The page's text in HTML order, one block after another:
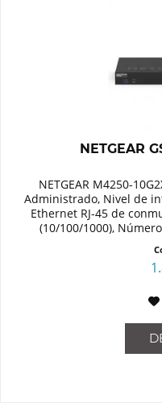
NETGEAR
NETGEAR M4250-
Administrado, Nivel de
Ethernet RJ-45 de
(10/100/1000),